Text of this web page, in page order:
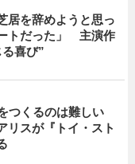
居を辞めようと思っ
トだった」 主演作
喜び”
つくるのは難しい
リスが『トイ・スト